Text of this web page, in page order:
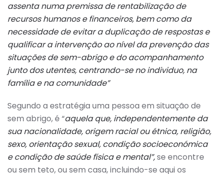
assenta numa premissa de rentabilização de
recursos humanos e financeiros, bem como da
necessidade de evitar a duplicação de respostas e
qualificar a intervenção ao nível da prevenção das
situações de sem-abrigo e do acompanhamento
junto dos utentes, centrando-se no individuo, na
família e na comunidade”
Segundo a estratégia uma pessoa em situação de
sem abrigo, é “aquela que, independentemente da
sua nacionalidade, origem racial ou étnica, religião,
sexo, orientação sexual, condição socioeconómica
e condição de saúde física e mental”,se encontre
ou sem teto, ou sem casa, incluindo-se aqui os